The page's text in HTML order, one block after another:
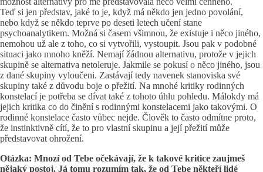
Teď si jen představ, jaké to je, když má někdo jen jedno povolání,
nebo když se někdo teprve po deseti letech učení stane
psychoanalytikem. Možná si časem všimnou, že existuje i něco jiného,
nemohou už ale z toho, co si vytvořili, vystoupit. Jsou pak v podobné
situaci jako mnoho kněží. Nemají žádnou alternativu, protože v jejich
skupině se alternativa netoleruje. Jakmile se pokusí o něco jiného, jsou
z dané skupiny vyloučeni. Zastávají tedy navenek stanoviska své
skupiny také z důvodu boje o přežití. Na mnohé kritiky rodinných
konstelací je potřeba se dívat také z tohoto úhlu pohledu. Málokdy má
jejich kritika co do činění s rodinnými konstelacemi jako takovými. O
rodinné konstelace často vůbec nejde. Člověk to často odmítne proto,
že instinktivně cítí, že to pro vlastní skupinu a její přežití může
představovat ohrožení.
Otázka: Mnozí od Tebe očekávají, že k takové kritice zaujmeš
nějaký postoj. Já tomu rozumím tak, že od Tebe někteří lidé